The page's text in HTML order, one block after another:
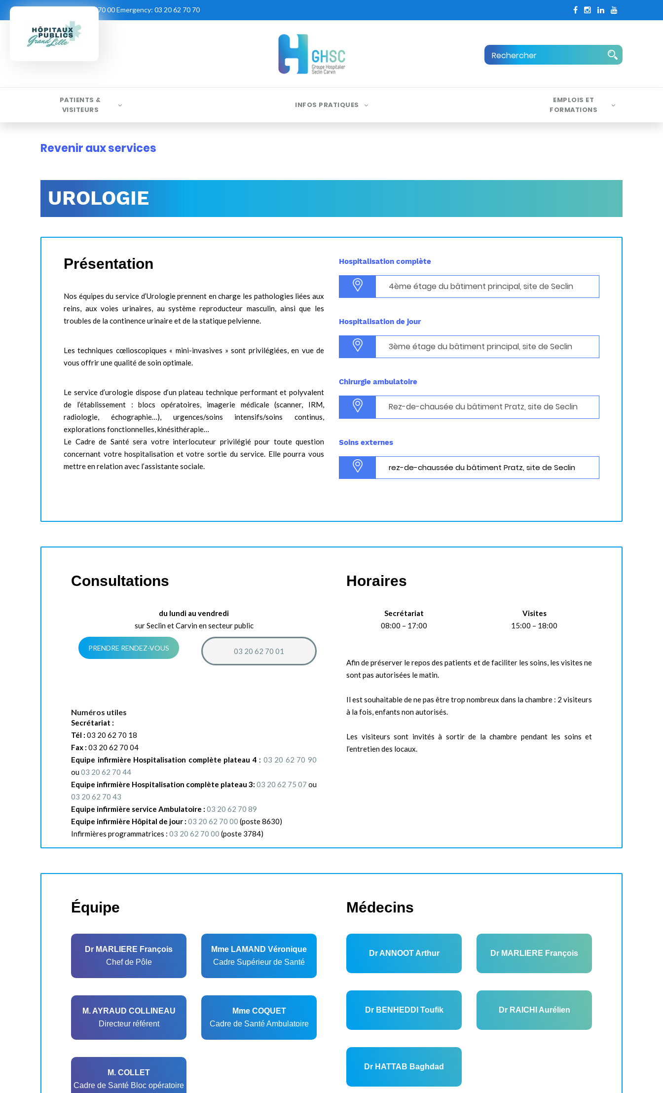
03 20 62 70 00Emergency: 03 20 62 70 70
PATIENTS &
VISITEURS
INFOS PRATIQUES
EMPLOIS ET
FORMATIONS
Revenir aux services
UROLOGIE
Présentation
Nos équipes du service d’Urologie prennent en charge les pathologies liées aux
reins, aux voies urinaires, au système reproducteur masculin, ainsi que les
troubles de la continence urinaire et de la statique pelvienne.
Les techniques cœlioscopiques « mini-invasives » sont privilégiées, en vue de
vous offrir une qualité de soin optimale.
Le service d’urologie dispose d‘un plateau technique performant et polyvalent
de l’établissement : blocs opératoires, imagerie médicale (scanner, IRM,
radiologie, échographie…), urgences/soins intensifs/soins continus,
explorations fonctionnelles, kinésithérapie…
Le Cadre de Santé sera votre interlocuteur privilégié pour toute question
concernant votre hospitalisation et votre sortie du service. Elle pourra vous
mettre en relation avec l’assistante sociale.
Hospitalisation complète
4ème étage du bâtiment principal, site de Seclin
Hospitalisation de jour
3ème étage du bâtiment principal, site de Seclin
Chirurgie ambulatoire
Rez-de-chausée du bâtiment Pratz, site de Seclin
Soins externes
rez-de-chaussée du bâtiment Pratz, site de Seclin
Consultations
du lundi au vendredi
sur Seclin et Carvin en secteur public
PRENDRE RENDEZ-VOUS 03 20 62 70 01
Numéros utiles
Secrétariat :
Tél : 03 20 62 70 18
Fax : 03 20 62 70 04
Equipe infirmière Hospitalisation complète plateau 4 : 03 20 62 70 90
ou03 20 62 70 44
Equipe infirmière Hospitalisation complète plateau 3: 03 20 62 75 07 ou
03 20 62 70 43
Equipe infirmière service Ambulatoire : 03 20 62 70 89
Equipe infirmière Hôpital de jour : 03 20 62 70 00 (poste 8630)
Infirmières programmatrices : 03 20 62 70 00 (poste 3784)
Horaires
Secrétariat
08:00 – 17:00
Visites
15:00 – 18:00
Afin de préserver le repos des patients et de faciliter les soins, les visites ne
sont pas autorisées le matin.
Il est souhaitable de ne pas être trop nombreux dans la chambre : 2 visiteurs
à la fois, enfants non autorisés.
Les visiteurs sont invités à sortir de la chambre pendant les soins et
l’entretien des locaux.
Équipe
Dr MARLIERE François
Chef de Pôle
M. AYRAUD COLLINEAU
Directeur référent
M. COLLET
Cadre de Santé Bloc opératoire
Mme LAMAND Véronique
Cadre Supérieur de Santé
Mme COQUET
Cadre de Santé Ambulatoire
Médecins
Dr ANNOOT Arthur
Dr BENHEDDI Toufik
Dr HATTAB Baghdad
Dr MARLIERE François
Dr RAICHI Aurélien